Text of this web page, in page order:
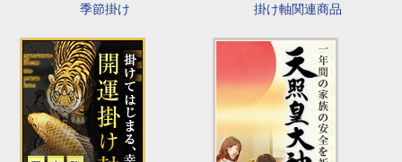
季節掛け 掛け軸関連商品